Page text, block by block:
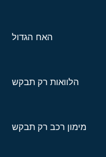
האח הגדול
הלוואות רק תבקש
מימון רכב רק תבקש